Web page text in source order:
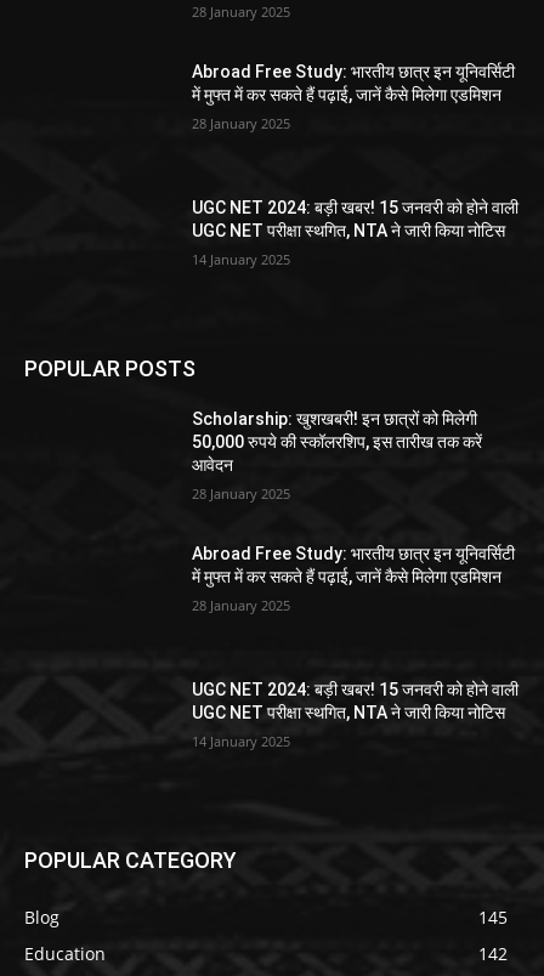
28 January 2025
Abroad Free Study: भारतीय छात्र इन यूनिवर्सिटी
में मुफ्त में कर सकते हैं पढ़ाई, जानें कैसे मिलेगा एडमिशन
28 January 2025
UGC NET 2024: बड़ी खबर! 15 जनवरी को होने वाली
UGC NET परीक्षा स्थगित, NTA ने जारी किया नोटिस
14 January 2025
POPULAR POSTS
Scholarship: खुशखबरी! इन छात्रों को मिलेगी
50,000 रुपये की स्कॉलरशिप, इस तारीख तक करें
आवेदन
28 January 2025
Abroad Free Study: भारतीय छात्र इन यूनिवर्सिटी
में मुफ्त में कर सकते हैं पढ़ाई, जानें कैसे मिलेगा एडमिशन
28 January 2025
UGC NET 2024: बड़ी खबर! 15 जनवरी को होने वाली
UGC NET परीक्षा स्थगित, NTA ने जारी किया नोटिस
14 January 2025
POPULAR CATEGORY
Blog
145
Education
142